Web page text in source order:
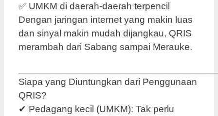
✅ UMKM di daerah-daerah terpencil
Dengan jaringan internet yang makin luas
dan sinyal makin mudah dijangkau, QRIS
merambah dari Sabang sampai Merauke.
Siapa yang Diuntungkan dari Penggunaan
QRIS?
✔ Pedagang kecil (UMKM): Tak perlu